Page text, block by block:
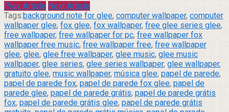
Prev Article Next Article
Tags:background note for glee, computer wallpaper, computer
wallpaper glee, fox glee, fox wallpaper, free glee series glee,
free wallpaper, free wallpaper for pc, free wallpaper fox
wallpaper free music, free wallpaper free, free wallpaper
glee, glee, glee free wallpaper, glee music, glee music
wallpaper, glee series, glee series wallpaper, glee wallpaper,
gratuito glee, music wallpaper, música glee, papel de parede,
papel de parede fox, papel de parede fox glee, papel de
parede glee, papel de parede grátis, papel de parede grátis
fox, papel de parede grátis glee, papel de parede grátis